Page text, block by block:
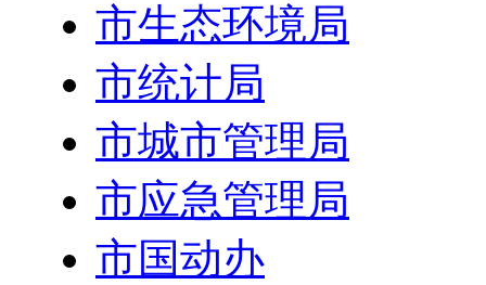
市生态环境局
市统计局
市城市管理局
市应急管理局
市国动办